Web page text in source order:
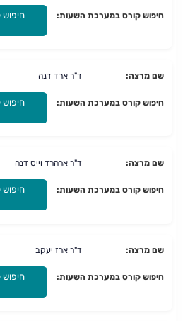
חיפוש קורס במערכת השעות:
שם מרצה: ד"ר ארד דנה
חיפוש קורס במערכת השעות:
שם מרצה: ד"ר ארהרד וייס דנה
חיפוש קורס במערכת השעות:
שם מרצה: ד"ר ארז יעקב
חיפוש קורס במערכת השעות: